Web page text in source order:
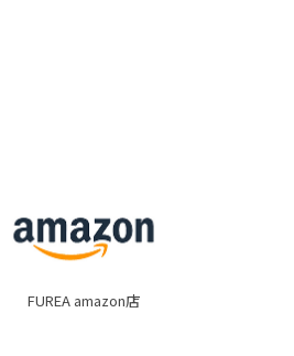
FUREA amazon店